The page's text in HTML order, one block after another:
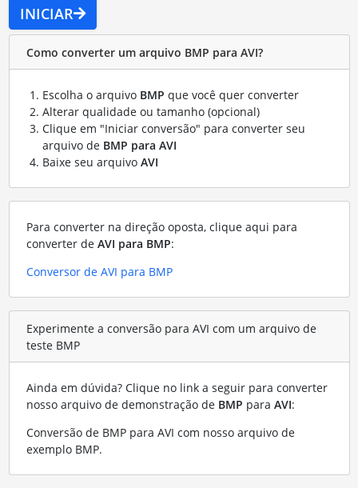
INICIAR
Como converter um arquivo BMP para AVI?
Escolha o arquivo BMP que você quer converter
Alterar qualidade ou tamanho (opcional)
Clique em "Iniciar conversão" para converter seu
arquivo de BMP para AVI
Baixe seu arquivo AVI
Para converter na direção oposta, clique aqui para
converter de AVI para BMP:
Conversor de AVI para BMP
Experimente a conversão para AVI com um arquivo de
teste BMP
Ainda em dúvida? Clique no link a seguir para converter
nosso arquivo de demonstração de BMP para AVI:
Conversão de BMP para AVI com nosso arquivo de
exemplo BMP.